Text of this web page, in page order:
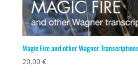
Magic Fire and other Wagner
20,00 €